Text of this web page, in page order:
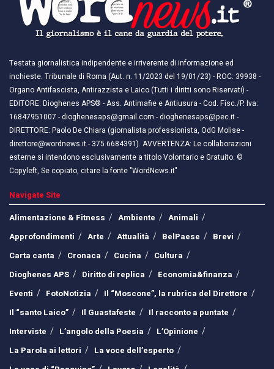
Testata giornalistica indipendente e irriverente di informazione ed
inchieste. Tribunale di Roma (Aut. n. 11/2023 del 19/01/23) - ROC: 39938 -
Organo Antifascista, Antirazzista e Laico (Tutti i diritti sono Riservati) -
EDITORE: Dioghenes APS® - Ass. Antimafie e Antiusura - Cod. Fisc./P. Iva:
16847951007 - dioghenesaps@gmail.com - dioghenesaps@pec.it - ​​
DIRETTORE: Paolo De Chiara (giornalista professionista, OdG Molise -
direttore@wordnews.it - ​​375.6684391). AVVERTENZA: Le collaborazioni
esterne si intendono esclusivamente a titolo Volontario e Gratuito. ©
Copyleft, Se copiato, citare la fonte "WordNews.it"
Navigate Site
Alimentazione & Fitness
Ambiente
Animali
Approfondimenti
Arte Attualità BelPaese
Brevi
Carta canta
Cronaca Cucina
Cultura
Dioghenes APS
Diritto di replica
Economia&finanza
Eventi
FotoNotizia
Il “Moscone”, la rubrica del Direttore
Il “santo Laico”
Il Guastafeste
Il racconto a puntate
Interviste
L’angolo della Poesia
L’Opinione
La Parola ai lettori
La voce dell’esperto